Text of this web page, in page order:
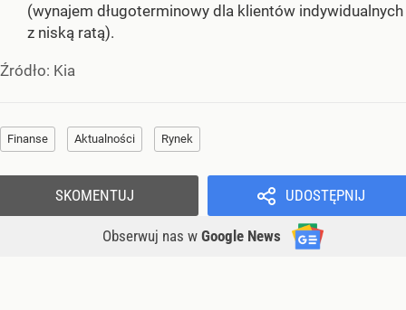
(wynajem długoterminowy dla klientów indywidualnych
z niską ratą).
Źródło: Kia
Finanse Aktualności Rynek
UDOSTĘPNIJ
Obserwuj nas w Google News
SKOMENTUJ